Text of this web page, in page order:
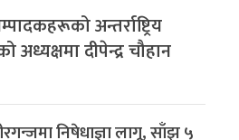
अन्तर्राष्ट्रिय
अध्यक्षमा दीपेन्द्र चौहान
निषेधाज्ञा लागू, साँझ ५